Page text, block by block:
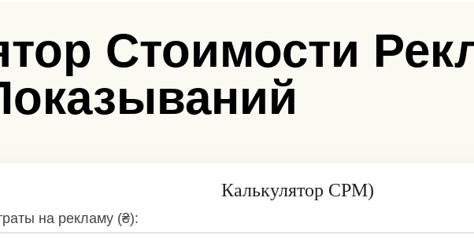
Стоимости
Калькулятор CPM)
на рекламу (₴):